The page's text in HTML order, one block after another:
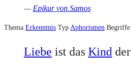
— Epikur von Samos
Thema Erkenntnis Typ Aphorismen Begriffe
Liebe ist das Kind der